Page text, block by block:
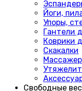
Йоги,
Упоры,
Гантели
Коврики
Скакалки
Свободные